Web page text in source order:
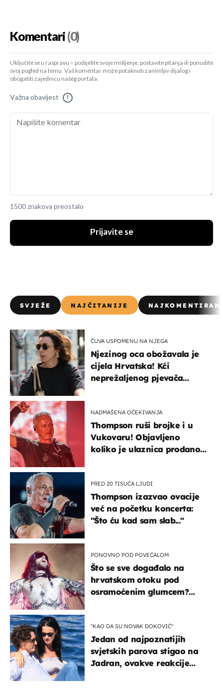
Komentari(0)
Uključite se u raspravu – podijelite svoje mišljenje, postavite pitanja ili ponudite
svoj pogled na temu. Vaš komentar može potaknuti zanimljiv dijalog i
obogatiti zajednicu našeg portala.
Važna obavijest !
1500 znakova preostalo
Prijavite se
SVJEŽE NAJČITANIJE
ČUVA USPOMENU NA NJEGA
Njezinog oca obožavala je
cijela Hrvatska! Kći
neprežaljenog pjevača
NADMAŠENA OČEKIVANJA
Thompson ruši brojke i u
Vukovaru! Objavljeno
koliko je ulaznica prodano
PRED 20 TISUĆA LJUDI
Thompson izazvao ovacije
već na početku koncerta:
"Što ću kad sam slab..."
PONOVNO POD POVEĆALOM
Što se sve događalo na
hrvatskom otoku pod
osramoćenim glumcem?
"KAO DA SU NOVAK ĐOKOVIĆ"
Jedan od najpoznatijih
svjetskih parova stigao na
Jadran, ovakve reakcije